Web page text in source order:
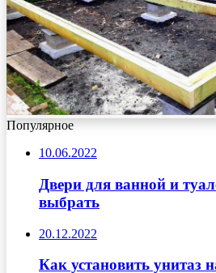
Популярное
10.06.2022
Двери для ванной и
выбрать
20.12.2022
Как установить унитаз